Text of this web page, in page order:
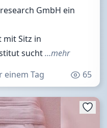
GmbH ein
Sitz in
sucht…mehr
einem Tag 65